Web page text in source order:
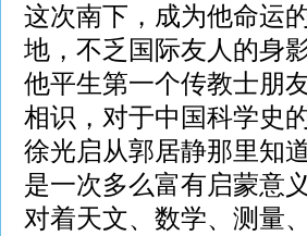
这次南下，成为他命运
地，不乏国际友人的身
他平生第一个传教士朋
相识，对于中国科学史
徐光启从郭居静那里知
是一次多么富有启蒙意
对着天文、数学、测量